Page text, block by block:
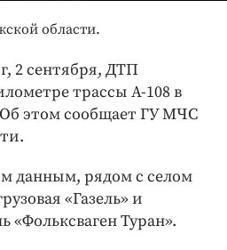
области.
2 сентября, ДТП
трассы А-108 в
этом сообщает ГУ МЧС
данным, рядом с селом
«Газель» и
«Фольксваген Туран».